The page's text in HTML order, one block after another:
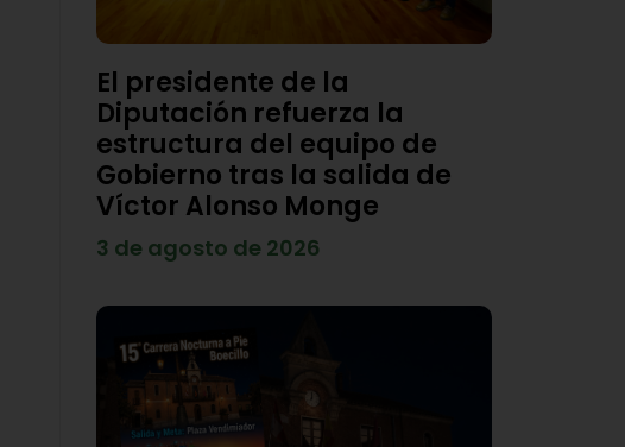
El presidente de la
Diputación refuerza la
estructura del equipo de
Gobierno tras la salida de
Víctor Alonso Monge
3 de agosto de 2026